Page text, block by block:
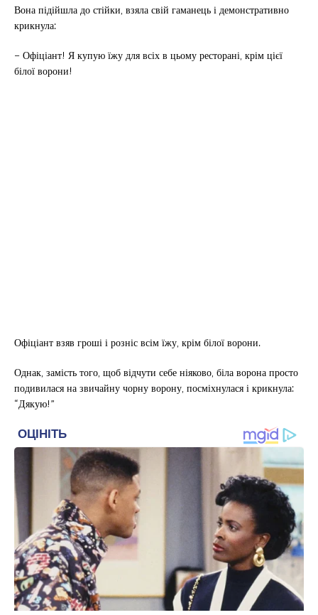
Вона підійшла до стійки, взяла свій гаманець і демонстративно
крикнула:
– Офіціант! Я купую їжу для всіх в цьому ресторані, крім цієї
білої ворони!
Офіціант взяв гроші і розніс всім їжу, крім білої ворони.
Однак, замість того, щоб відчути себе ніяково, біла ворона просто
подивилася на звичайну чорну ворону, посміхнулася і крикнула:
“Дякую!”